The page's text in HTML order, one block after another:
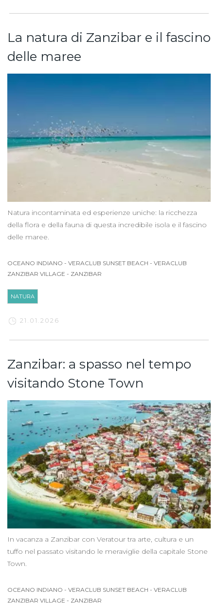
La natura di Zanzibar e il fascino
delle maree
Natura incontaminata ed esperienze uniche: la ricchezza
della flora e della fauna di questa incredibile isola e il fascino
delle maree.
OCEANO INDIANO - VERACLUB SUNSET BEACH - VERACLUB
ZANZIBAR VILLAGE - ZANZIBAR
NATURA
21.01.2026
Zanzibar: a spasso nel tempo
visitando Stone Town
In vacanza a Zanzibar con Veratour tra arte, cultura e un
tuffo nel passato visitando le meraviglie della capitale Stone
Town.
OCEANO INDIANO - VERACLUB SUNSET BEACH - VERACLUB
ZANZIBAR VILLAGE - ZANZIBAR